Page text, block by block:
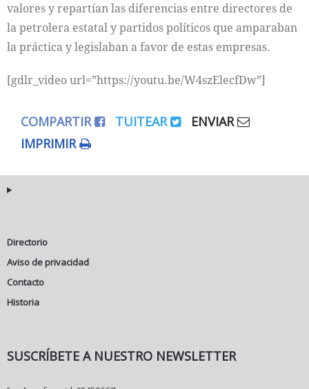
valores y repartían las diferencias entre directores de
la petrolera estatal y partidos políticos que amparaban
la práctica y legislaban a favor de estas empresas.
[gdlr_video url=”https://youtu.be/W4szElecfDw”]
COMPARTIR TUITEAR
ENVIAR
IMPRIMIR
Directorio
Aviso de privacidad
Contacto
Historia
SUSCRÍBETE A NUESTRO NEWSLETTER